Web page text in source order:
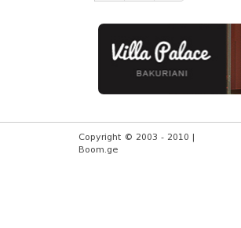
Copyright © 2003 - 2010 |
Boom.ge